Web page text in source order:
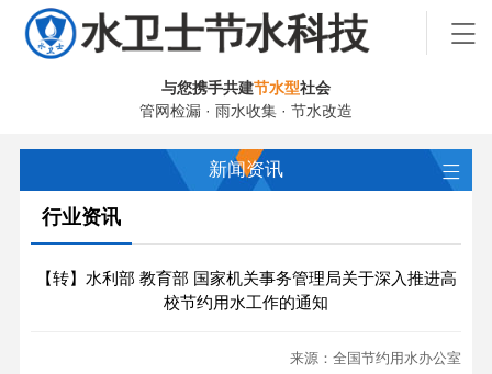
与您携手共建节水型社会
管网检漏 · 雨水收集 · 节水改造
新闻资讯
行业资讯
【转】水利部 教育部 国家机关事务管理局关于深入推进高
校节约用水工作的通知
来源：全国节约用水办公室